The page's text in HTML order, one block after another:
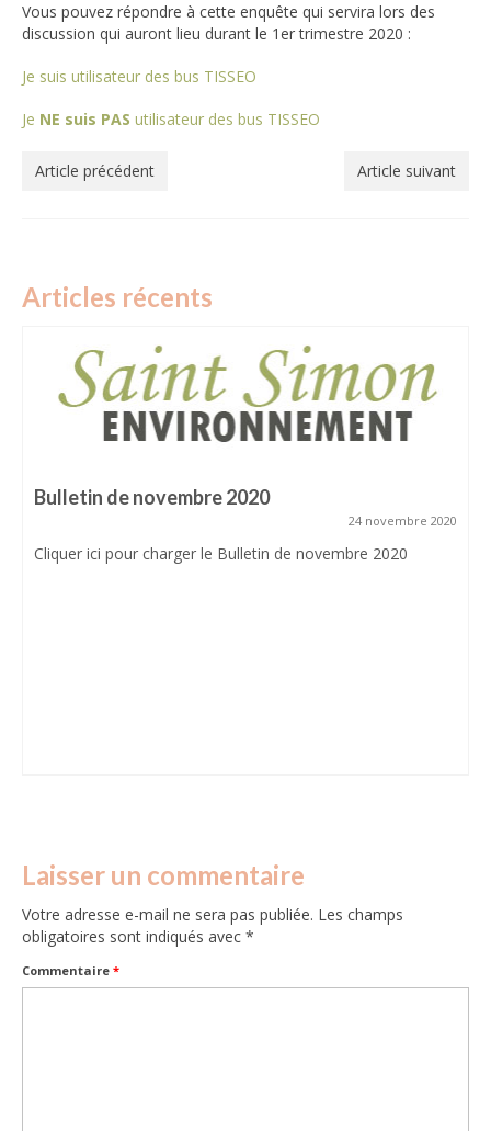
Plan du quartier du nouveau Plu adopté fin 2025
Plan du réseau de transport Tisséo du quartier
Plan des aménagements cyclables du quartier
Groupes scolaires
Château de Monlon
COMPILATION ANNUELLE
BULLETINS
Vous pouvez répondre à cette enquête qui servira lors des
discussion qui auront lieu durant le 1er trimestre 2020 :
Je suis utilisateur des bus TISSEO
Je NE suis PAS utilisateur des bus TISSEO
Article précédent Article suivant
Articles récents
Bulletin de novembre 2020
24 novembre 2020
Cliquer ici pour charger le Bulletin de novembre 2020
Laisser un commentaire
Votre adresse e-mail ne sera pas publiée. Les champs
obligatoires sont indiqués avec *
Commentaire *